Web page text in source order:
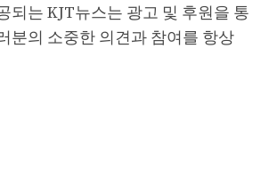
되는 KJT뉴스는 광고 및 후원을 통
분의 소중한 의견과 참여를 항상